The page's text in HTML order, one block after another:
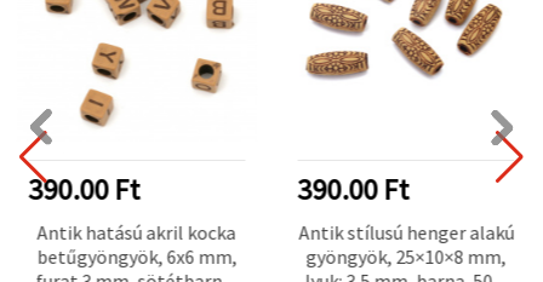
390.00 Ft
Antik hatású akril kocka
betűgyöngyök, 6x6 mm,
390.00 Ft
Antik stílusú henger alakú
gyöngyök, 25×10×8 mm,